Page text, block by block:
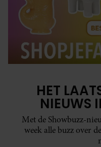
HET
NIEUWS
Met de Showbuzz-
week alle buzz over